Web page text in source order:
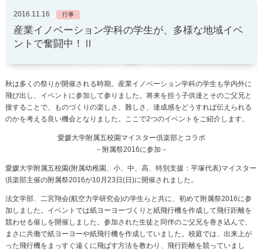
2016.11.16 行事
産業イノベーション学科の学生が、多様な地域イベ
ントで奮闘中！Ⅱ
秋は多くの祭りが開催される時期。産業イノベーション学科の学生も学内外に
飛び出し、イベントに参加して参りました。将来を担う子供達とそのご父兄と
接することで、ものづくりの楽しさ、難しさ、達成感をどうすれば伝えられる
のかを考える良い機会となりました。ここで2つのイベントをご紹介します。
愛媛大学附属五校園マイスター倶楽部とコラボ
－附属祭2016に参加－
愛媛大学附属五校園(附属幼稚園、小、中、高、特別支援：平塚代表)マイスター
倶楽部主催の附属祭2016が10月23日(日)に開催されました。
法文学部、二宮翔会(航空力学研究会)の学生らと共に、初めて附属祭2016に参
加しました。イベントでは紙ヨーヨーづくりと紙飛行機を作成して飛行距離を
競わせる催しを開催しました。参加された生徒と同伴のご父兄を巻き込んで、
まさに共働で紙ヨーヨーや紙飛行機を作成していました。校庭では、出来上が
った飛行機をまっすぐ遠くに飛ばす方法を教わり、飛行距離を競っていまし